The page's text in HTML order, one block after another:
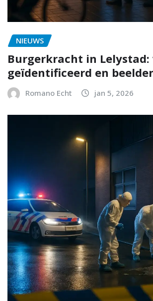
NIEUWS
Burgerkracht in
geïdentificeerd en
Romano Echt jan 5, 2026